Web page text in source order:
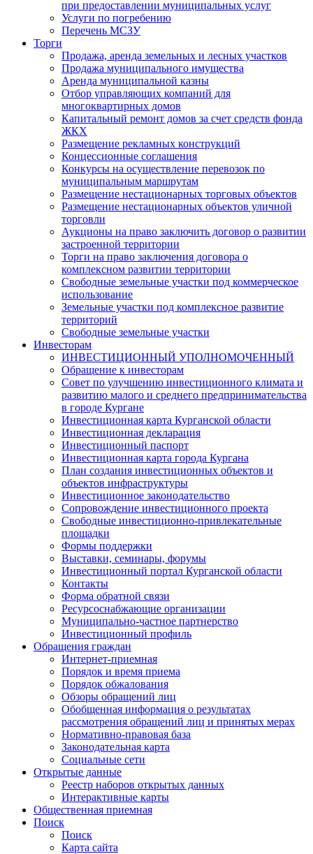
при предоставлении муниципальных услуг
Услуги по погребению
Перечень МСЗУ
Торги
Продажа, аренда земельных и лесных участков
Продажа муниципального имущества
Аренда муниципальной казны
Отбор управляющих компаний для
многоквартирных домов
Капитальный ремонт домов за счет средств фонда
ЖКХ
Размещение рекламных конструкций
Концессионные соглашения
Конкурсы на осуществление перевозок по
муниципальным маршрутам
Размещение нестационарных торговых объектов
Размещение нестационарных объектов уличной
торговли
Аукционы на право заключить договор о развитии
застроенной территории
Торги на право заключения договора о
комплексном развитии территории
Свободные земельные участки под коммерческое
использование
Земельные участки под комплексное развитие
территорий
Свободные земельные участки
Инвесторам
ИНВЕСТИЦИОННЫЙ УПОЛНОМОЧЕННЫЙ
Обращение к инвесторам
Совет по улучшению инвестиционного климата и
развитию малого и среднего предпринимательства
в городе Кургане
Инвестиционная карта Курганской области
Инвестиционная декларация
Инвестиционный паспорт
Инвестиционная карта города Кургана
План создания инвестиционных объектов и
объектов инфраструктуры
Инвестиционное законодательство
Сопровождение инвестиционного проекта
Свободные инвестиционно-привлекательные
площадки
Формы поддержки
Выставки, семинары, форумы
Инвестиционный портал Курганской области
Контакты
Форма обратной связи
Ресурсоснабжающие организации
Муниципально-частное партнерство
Инвестиционный профиль
Обращения граждан
Интернет-приемная
Порядок и время приема
Порядок обжалования
Обзоры обращений лиц
Обобщенная информация о результатах
рассмотрения обращений лиц и принятых мерах
Нормативно-правовая база
Законодательная карта
Социальные сети
Открытые данные
Реестр наборов открытых данных
Интерактивные карты
Общественная приемная
Поиск
Поиск
Карта сайта